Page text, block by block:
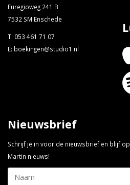
Euregioweg 241 B
7532 SM Enschede
T: 053 461 71 07
E: boekingen@studio1.nl
Nieuwsbrief
Schrijf je in voor de nieuwsbrief en blijf
Martin nieuws!